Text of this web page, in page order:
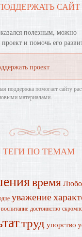
САЙТ
полезным, можно
и помочь его
проект
поддержка помогает сайту
материалами.
ТЕГИ ПО ТЕМАМ
время
уважение
воспитание достоинство
труд упорство